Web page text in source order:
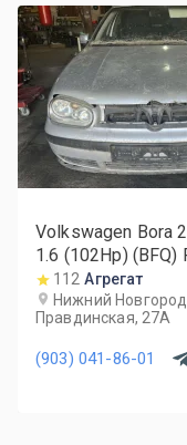
Volkswagen Bora
1.6 (102Hp) (BFQ)
112 Агрегат
Нижний
Правдинская, 27А
(903) 041-86-01